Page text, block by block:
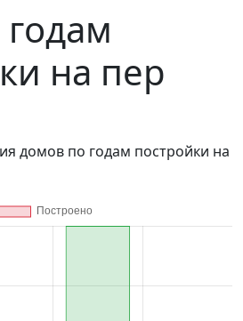
на пер
домов по годам постройки на